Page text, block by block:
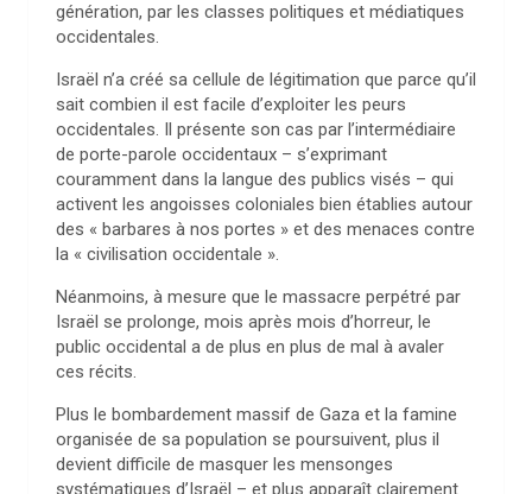
génération, par les classes politiques et médiatiques
occidentales.
Israël n’a créé sa cellule de légitimation que parce qu’il
sait combien il est facile d’exploiter les peurs
occidentales. Il présente son cas par l’intermédiaire
de porte-parole occidentaux – s’exprimant
couramment dans la langue des publics visés – qui
activent les angoisses coloniales bien établies autour
des « barbares à nos portes » et des menaces contre
la « civilisation occidentale ».
Néanmoins, à mesure que le massacre perpétré par
Israël se prolonge, mois après mois d’horreur, le
public occidental a de plus en plus de mal à avaler
ces récits.
Plus le bombardement massif de Gaza et la famine
organisée de sa population se poursuivent, plus il
devient difficile de masquer les mensonges
systématiques d’Israël – et plus apparaît clairement